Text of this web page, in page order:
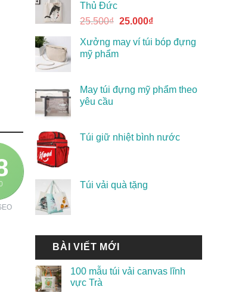
Thủ Đức
25.500₫ 25.000₫
Xưởng may ví túi bóp đựng
mỹ phẩm
May túi đựng mỹ phẩm theo
yêu cầu
Túi giữ nhiệt bình nước
Túi vải quà tặng
BÀI VIẾT MỚI
100 mẫu túi vải canvas lĩnh
vực Trà